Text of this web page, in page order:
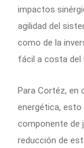
impactos
agilidad del
como de la
fácil a costa del
Para Cortéz,
energética, esto
componente de
reducción de